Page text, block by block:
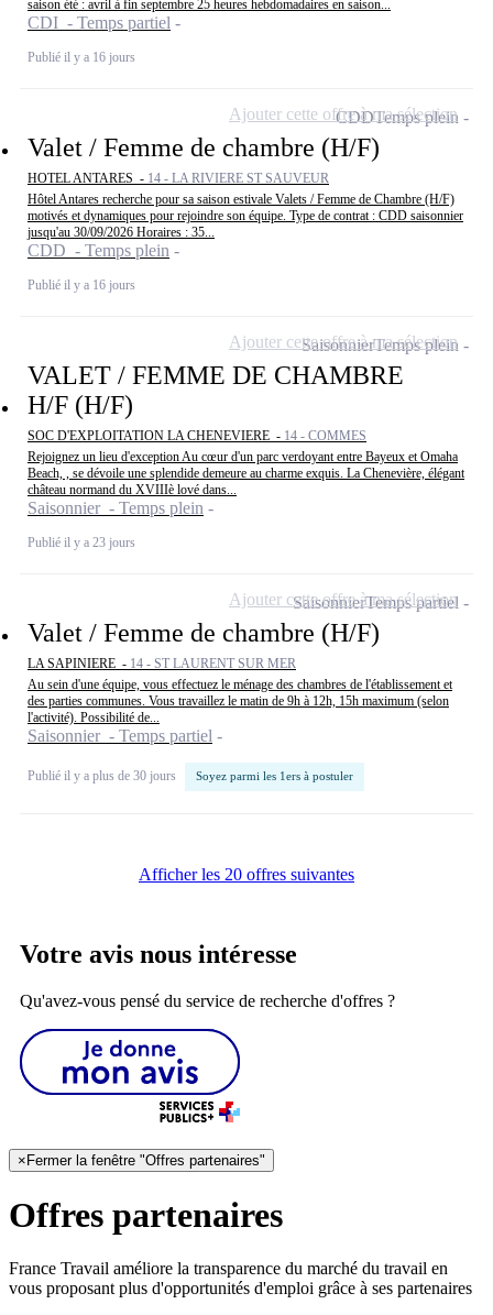
saison été : avril à fin septembre 25 heures hebdomadaires en saison...
CDI - Temps partiel
Publié il y a 16 jours
Valet / Femme de chambre (H/F)
HOTEL ANTARES - 14 - LA RIVIERE ST SAUVEUR
Hôtel Antares recherche pour sa saison estivale Valets / Femme de Chambre (H/F)
motivés et dynamiques pour rejoindre son équipe. Type de contrat : CDD saisonnier
jusqu'au 30/09/2026 Horaires : 35...
CDD - Temps plein
Publié il y a 16 jours
CDDTemps plein
Ajouter cette offre à ma sélection
VALET / FEMME DE CHAMBRE
H/F (H/F)
SOC D'EXPLOITATION LA CHENEVIERE - 14 - COMMES
Rejoignez un lieu d'exception Au cœur d'un parc verdoyant entre Bayeux et Omaha
Beach, , se dévoile une splendide demeure au charme exquis. La Chenevière, élégant
château normand du XVIIIè lové dans...
Saisonnier - Temps plein
Publié il y a 23 jours
SaisonnierTemps plein
Ajouter cette offre à ma sélection
Valet / Femme de chambre (H/F)
LA SAPINIERE - 14 - ST LAURENT SUR MER
Au sein d'une équipe, vous effectuez le ménage des chambres de l'établissement et
des parties communes. Vous travaillez le matin de 9h à 12h, 15h maximum (selon
l'activité). Possibilité de...
Saisonnier - Temps partiel
Publié il y a plus de 30 jours Soyez parmi les 1ers à postuler
SaisonnierTemps partiel
Ajouter cette offre à ma sélection
Afficher les 20 offres suivantes
Votre avis nous intéresse
Qu'avez-vous pensé du service de recherche d'offres ?
×Fermer la fenêtre "Offres partenaires"
Offres partenaires
France Travail améliore la transparence du marché du travail en
vous proposant plus d'opportunités d'emploi grâce à ses partenaires